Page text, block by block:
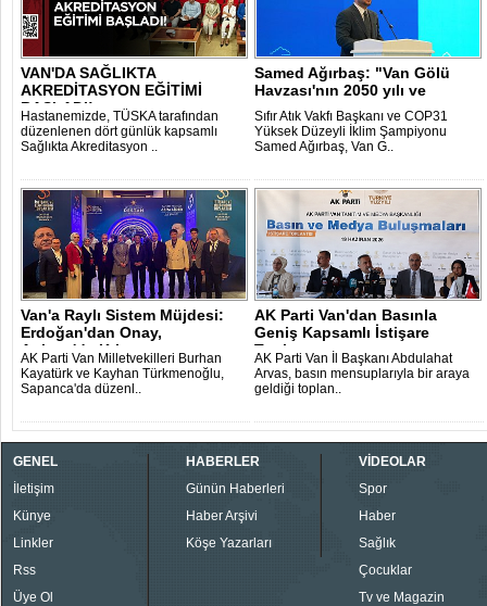
VAN'DA SAĞLIKTA
AKREDİTASYON EĞİTİMİ
BAŞLADI!
Hastanemizde, TÜSKA tarafından
düzenlenen dört günlük kapsamlı
Sağlıkta Akreditasyon ..
Samed Ağırbaş: "Van Gölü
Havzası'nın 2050 yılı ve
sonrasını ..
Sıfır Atık Vakfı Başkanı ve COP31
Yüksek Düzeyli İklim Şampiyonu
Samed Ağırbaş, Van G..
Van'a Raylı Sistem Müjdesi:
Erdoğan'dan Onay,
Ankara'da Krit..
AK Parti Van Milletvekilleri Burhan
Kayatürk ve Kayhan Türkmenoğlu,
Sapanca'da düzenl..
AK Parti Van'dan Basınla
Geniş Kapsamlı İstişare
Toplantısı..
AK Parti Van İl Başkanı Abdulahat
Arvas, basın mensuplarıyla bir araya
geldiği toplan..
GENEL
İletişim
Künye
Linkler
Rss
Üye Ol
HABERLER
Günün Haberleri
Haber Arşivi
Köşe Yazarları
VİDEOLAR
Spor
Haber
Sağlık
Çocuklar
Tv ve Magazin